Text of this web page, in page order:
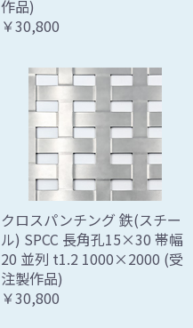
作品)
￥30,800
クロスパンチング 鉄(スチー
ル) SPCC 長角孔15×30 帯幅
20 並列 t1.2 1000×2000 (受
注製作品)
￥30,800